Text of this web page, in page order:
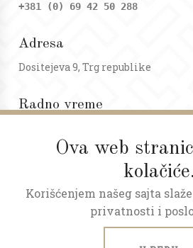
Ova web
kolačiće.
Korišćenjem našeg sajta
privatnosti i
+381 (0) 69 42 50 288
Adresa
Dositejeva 9, Trg republike
Radno vreme
Subota: 09 - 17h